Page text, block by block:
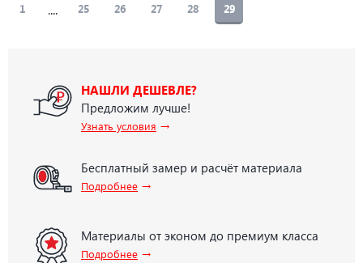
1 .... 25 26 27 28 29
НАШЛИ ДЕШЕВЛЕ?
Предложим лучше!
Узнать условия →
Бесплатный замер и расчёт материала
Подробнее →
Материалы от эконом до премиум класса
Подробнее →